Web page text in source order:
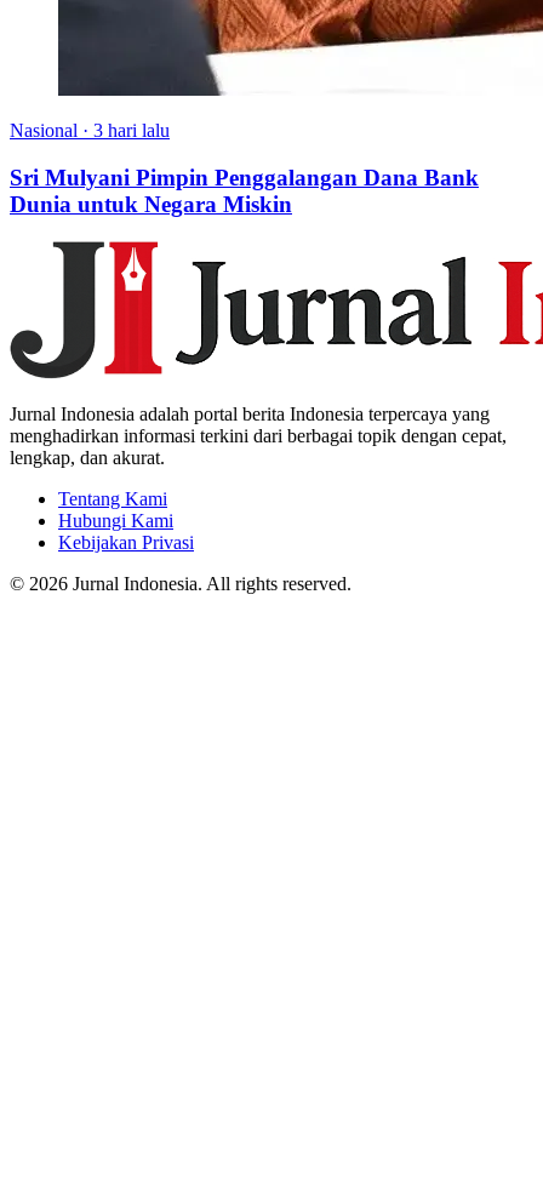
Nasional · 3 hari lalu
Sri Mulyani Pimpin Penggalangan Dana Bank
Dunia untuk Negara Miskin
Jurnal Indonesia adalah portal berita Indonesia terpercaya yang
menghadirkan informasi terkini dari berbagai topik dengan cepat,
lengkap, dan akurat.
Tentang Kami
Hubungi Kami
Kebijakan Privasi
© 2026 Jurnal Indonesia. All rights reserved.